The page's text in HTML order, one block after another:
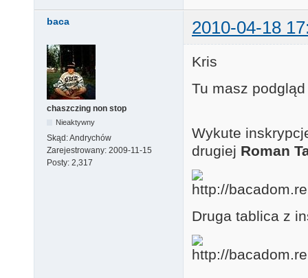
baca 2010-04-18
chaszczing non stop
Nieaktywny
Skąd:Andrychów
Zarejestrowany: 2009-11-15
Posty: 2,317
Kris
Tu masz
Wykute
drugiej Roman
Druga tablica z